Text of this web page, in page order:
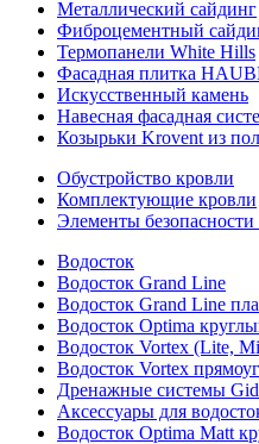
Металлический сайдинг
Фиброцементный
Термопанели White Hills
Фасадная плитка
Искусственный камень
Навесная фасадная
Козырьки Krovent из
Обустройство кровли
Комплектующие кровли
Элементы безопасности
Водосток
Водосток Grand Line
Водосток Grand Line
Водосток Optima
Водосток Vortex (Lite,
Водосток Vortex
Дренажные системы
Аксессуары для
Водосток Optima Matt